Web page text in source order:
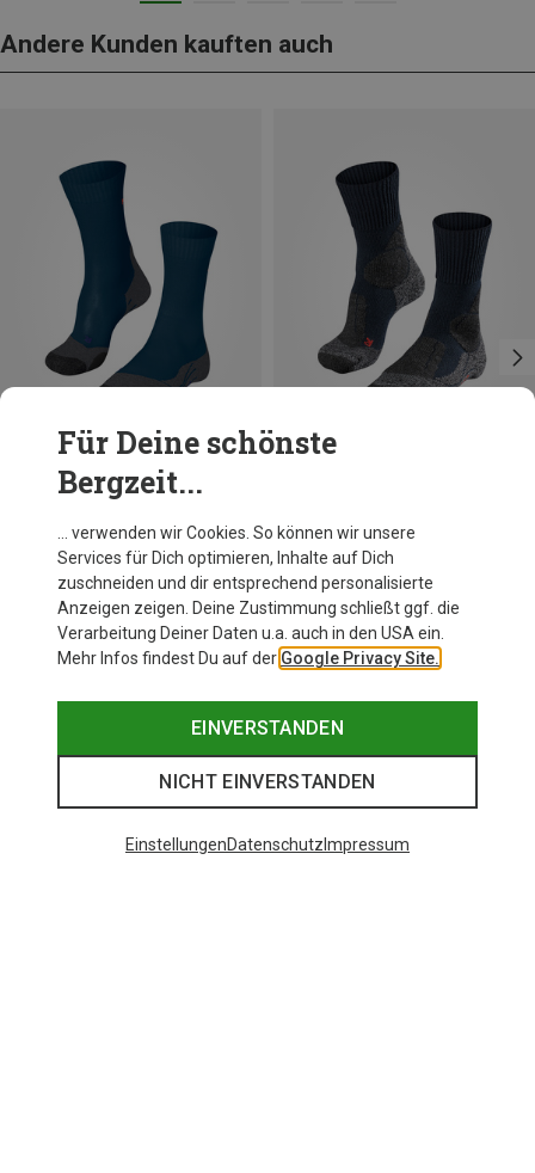
Andere Kunden kauften auch
+1
Herren TK2 Cool Socken
39|40|41 42|43
44|45
46|47|48
Falke
Herren TK1 Socken
26,95 €
46|47|48
Für Deine schönste
Bergzeit...
… verwenden wir Cookies. So können wir unsere
Services für Dich optimieren, Inhalte auf Dich
zuschneiden und dir entsprechend personalisierte
Anzeigen zeigen. Deine Zustimmung schließt ggf. die
Verarbeitung Deiner Daten u.a. auch in den USA ein.
Mehr Infos findest Du auf der Google Privacy Site.
EINVERSTANDEN
NICHT EINVERSTANDEN
EinstellungenDatenschutz Impressum